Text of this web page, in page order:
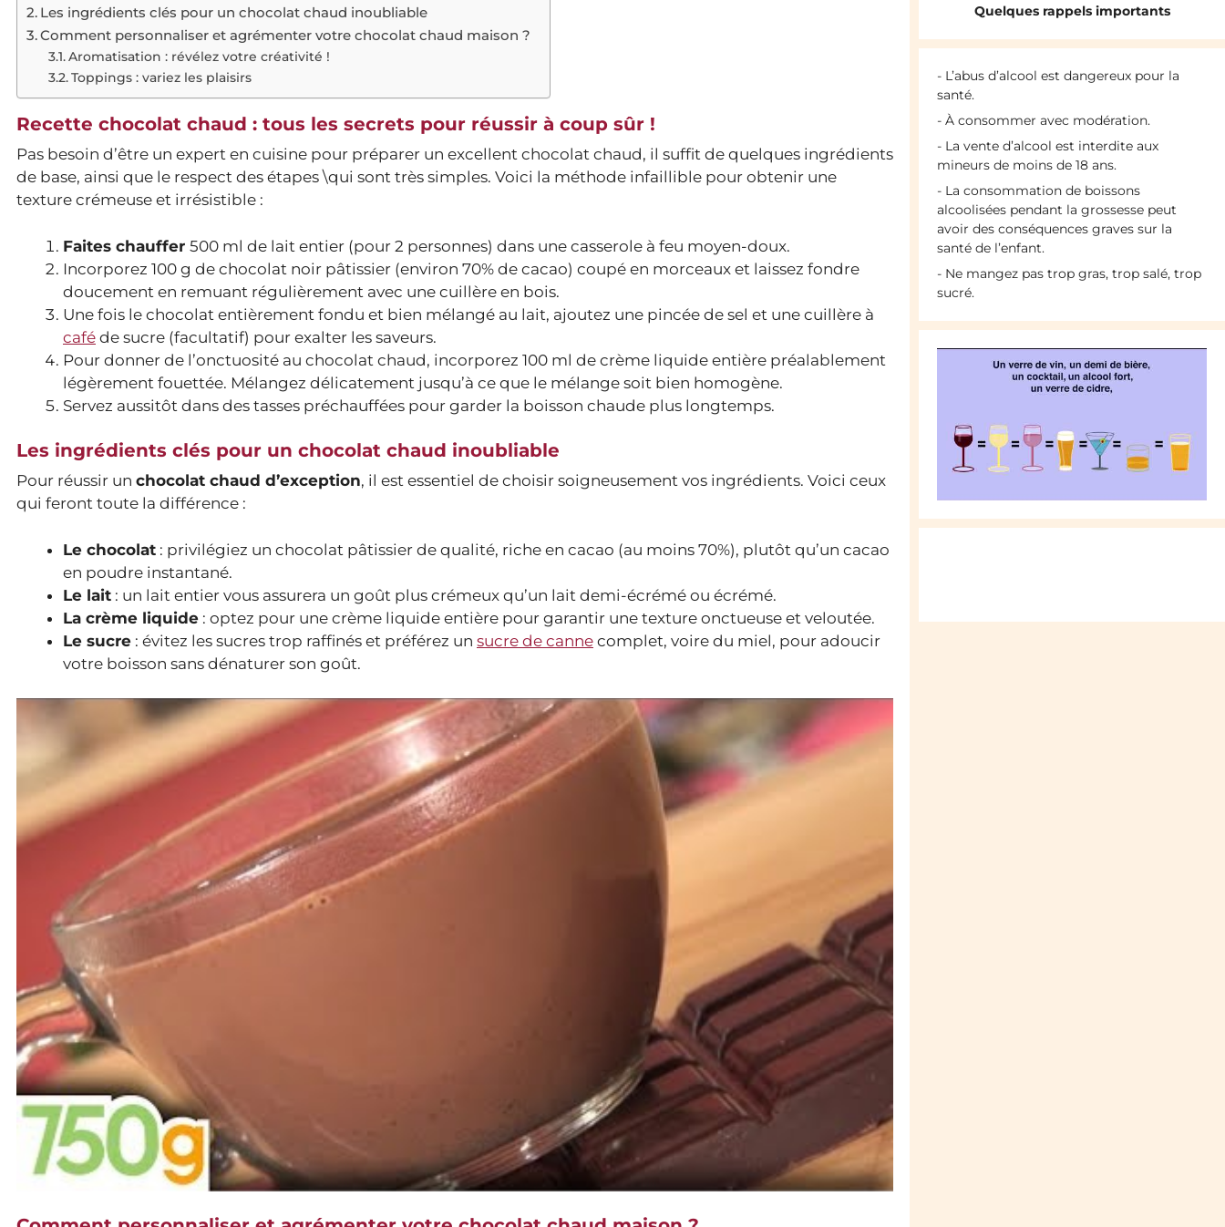
Les ingrédients clés pour un chocolat chaud inoubliable
Comment personnaliser et agrémenter votre chocolat chaud maison ?
Aromatisation : révélez votre créativité !
Toppings : variez les plaisirs
Recette chocolat chaud : tous les secrets pour réussir à coup sûr !
Pas besoin d’être un expert en cuisine pour préparer un excellent chocolat chaud, il suffit de quelques ingrédients
de base, ainsi que le respect des étapes \qui sont très simples. Voici la méthode infaillible pour obtenir une
texture crémeuse et irrésistible :
Faites chauffer 500 ml de lait entier (pour 2 personnes) dans une casserole à feu moyen-doux.
Incorporez 100 g de chocolat noir pâtissier (environ 70% de cacao) coupé en morceaux et laissez fondre
doucement en remuant régulièrement avec une cuillère en bois.
Une fois le chocolat entièrement fondu et bien mélangé au lait, ajoutez une pincée de sel et une cuillère à
café de sucre (facultatif) pour exalter les saveurs.
Pour donner de l’onctuosité au chocolat chaud, incorporez 100 ml de crème liquide entière préalablement
légèrement fouettée. Mélangez délicatement jusqu’à ce que le mélange soit bien homogène.
Servez aussitôt dans des tasses préchauffées pour garder la boisson chaude plus longtemps.
Les ingrédients clés pour un chocolat chaud inoubliable
Pour réussir un chocolat chaud d’exception, il est essentiel de choisir soigneusement vos ingrédients. Voici ceux
qui feront toute la différence :
Le chocolat : privilégiez un chocolat pâtissier de qualité, riche en cacao (au moins 70%), plutôt qu’un cacao
en poudre instantané.
Le lait : un lait entier vous assurera un goût plus crémeux qu’un lait demi-écrémé ou écrémé.
La crème liquide : optez pour une crème liquide entière pour garantir une texture onctueuse et veloutée.
Le sucre : évitez les sucres trop raffinés et préférez un sucre de canne complet, voire du miel, pour adoucir
votre boisson sans dénaturer son goût.
Quelques rappels importants
- L’abus d’alcool est dangereux pour la
santé.
- À consommer avec modération.
- La vente d’alcool est interdite aux
mineurs de moins de 18 ans.
- La consommation de boissons
alcoolisées pendant la grossesse peut
avoir des conséquences graves sur la
santé de l’enfant.
- Ne mangez pas trop gras, trop salé, trop
sucré.